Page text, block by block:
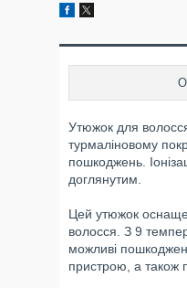
Утюжок для
турмаліновому
пошкоджень.
доглянутим.
Цей утюжок
волосся. З 9
можливі
пристрою, а також